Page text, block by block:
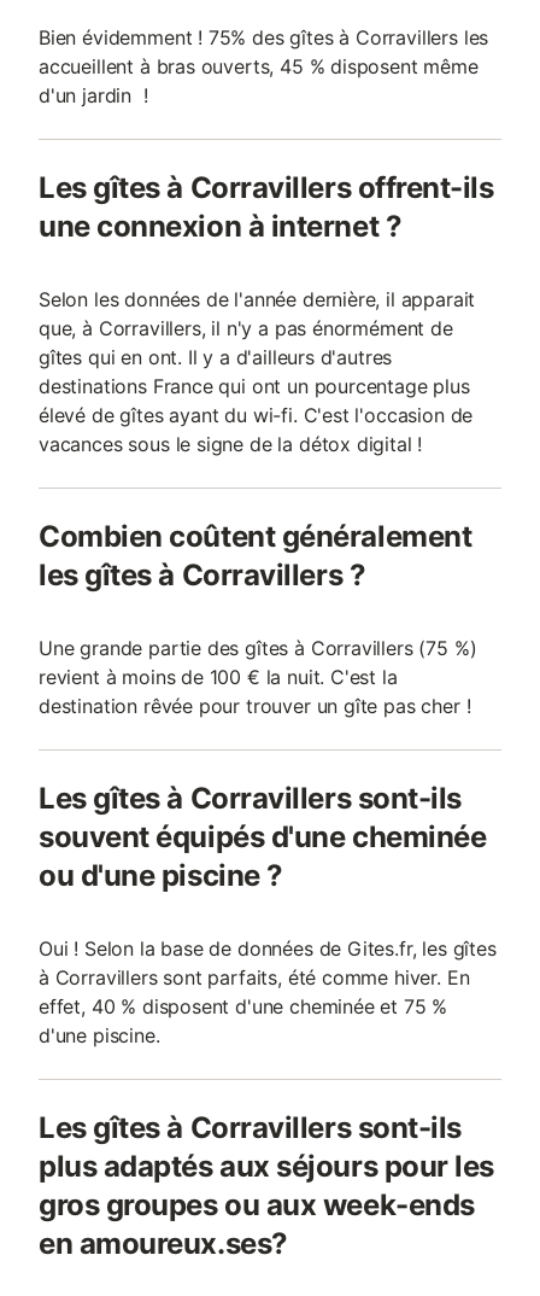
Bien évidemment ! 75% des gîtes à Corravillers les
accueillent à bras ouverts, 45 % disposent même
d'un jardin !
Les gîtes à Corravillers offrent-ils
une connexion à internet ?
Selon les données de l'année dernière, il apparait
que, à Corravillers, il n'y a pas énormément de
gîtes qui en ont. Il y a d'ailleurs d'autres
destinations France qui ont un pourcentage plus
élevé de gîtes ayant du wi-fi. C'est l'occasion de
vacances sous le signe de la détox digital !
Combien coûtent généralement
les gîtes à Corravillers ?
Une grande partie des gîtes à Corravillers (75 %)
revient à moins de 100 € la nuit. C'est la
destination rêvée pour trouver un gîte pas cher !
Les gîtes à Corravillers sont-ils
souvent équipés d'une cheminée
ou d'une piscine ?
Oui ! Selon la base de données de Gites.fr, les gîtes
à Corravillers sont parfaits, été comme hiver. En
effet, 40 % disposent d'une cheminée et 75 %
d'une piscine.
Les gîtes à Corravillers sont-ils
plus adaptés aux séjours pour les
gros groupes ou aux week-ends
en amoureux.ses?